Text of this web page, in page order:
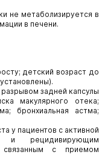
не метаболизируется в
в печени.
детский возраст до
задней капсулы
макулярного отека;
бронхиальная астма;
у пациентов с активной
и рецидивирующим
связанным с приемом